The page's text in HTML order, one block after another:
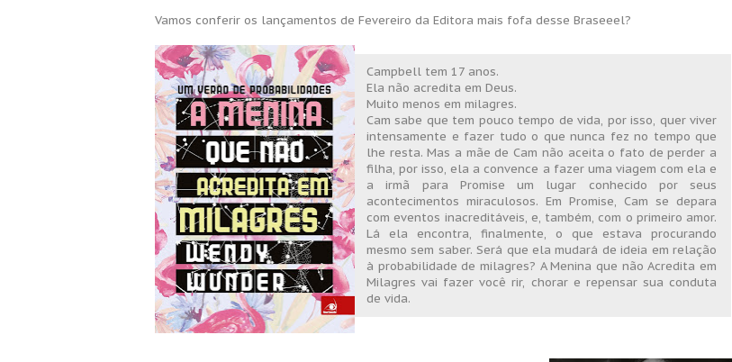
Vamos conferir os lançamentos de Fevereiro da Editora mais fofa desse Braseeel?
Campbell tem 17 anos.
Ela não acredita em Deus.
Muito menos em milagres.
Cam sabe que tem pouco tempo de vida, por isso, quer viver
intensamente e fazer tudo o que nunca fez no tempo que
lhe resta. Mas a mãe de Cam não aceita o fato de perder a
filha, por isso, ela a convence a fazer uma viagem com ela e
a irmã para Promise um lugar conhecido por seus
acontecimentos miraculosos. Em Promise, Cam se depara
com eventos inacreditáveis, e, também, com o primeiro amor.
Lá ela encontra, finalmente, o que estava procurando
mesmo sem saber. Será que ela mudará de ideia em relação
à probabilidade de milagres? A Menina que não Acredita em
Milagres vai fazer você rir, chorar e repensar sua conduta
de vida.